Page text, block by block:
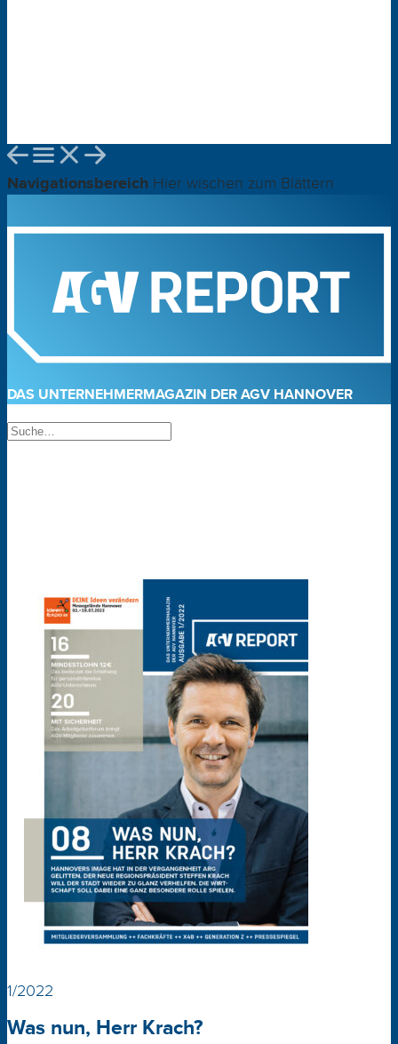
Navigationsbereich Hier wischen zum Blättern
DAS UNTERNEHMERMAGAZIN DER AGV HANNOVER
1/2022
Was nun, Herr Krach?